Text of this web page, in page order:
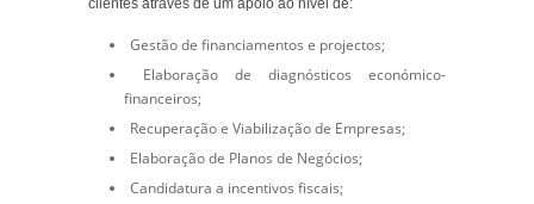
clientes através de um apoio ao nível de:
Gestão de financiamentos e projectos;
Elaboração de diagnósticos económico-
financeiros;
Recuperação e Viabilização de Empresas;
Elaboração de Planos de Negócios;
Candidatura a incentivos fiscais;